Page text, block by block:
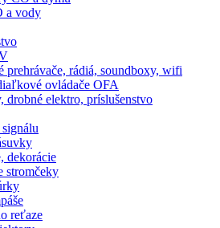
a vody
prehrávače, rádiá, soundboxy, wifi
ovládače OFA
drobné elektro, príslušenstvo
dekorácie
stromčeky
reťaze